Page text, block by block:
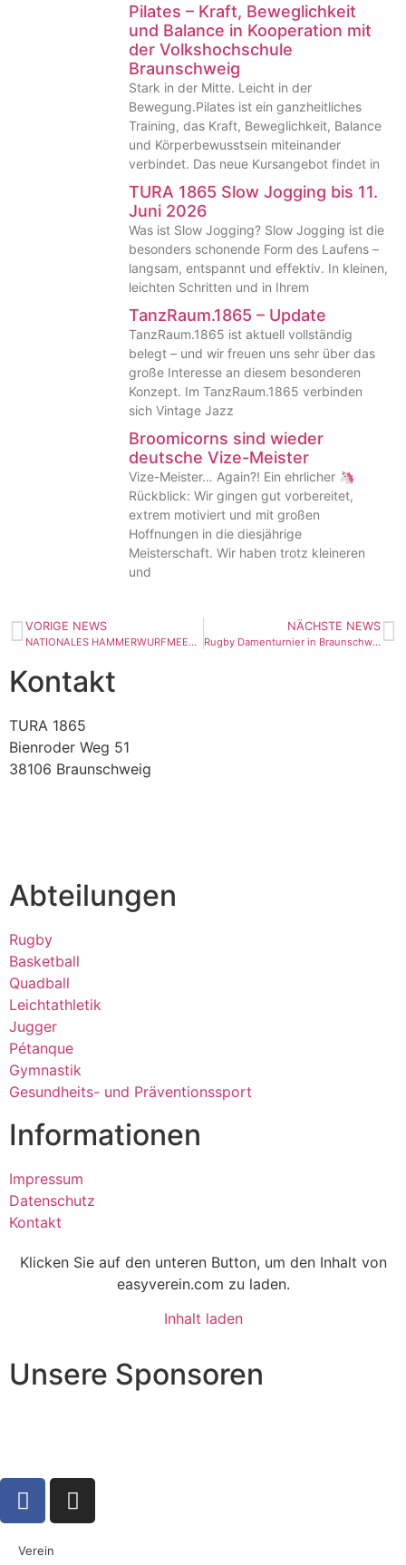
Pilates – Kraft, Beweglichkeit
und Balance in Kooperation mit
der Volkshochschule
Braunschweig
Stark in der Mitte. Leicht in der
Bewegung.Pilates ist ein ganzheitliches
Training, das Kraft, Beweglichkeit, Balance
und Körperbewusstsein miteinander
verbindet. Das neue Kursangebot findet in
TURA 1865 Slow Jogging bis 11.
Juni 2026
Was ist Slow Jogging? Slow Jogging ist die
besonders schonende Form des Laufens –
langsam, entspannt und effektiv. In kleinen,
leichten Schritten und in Ihrem
TanzRaum.1865 – Update
TanzRaum.1865 ist aktuell vollständig
belegt – und wir freuen uns sehr über das
große Interesse an diesem besonderen
Konzept. Im TanzRaum.1865 verbinden
sich Vintage Jazz
Broomicorns sind wieder
deutsche Vize-Meister
Vize-Meister… Again?! Ein ehrlicher 🦄
Rückblick: Wir gingen gut vorbereitet,
extrem motiviert und mit großen
Hoffnungen in die diesjährige
Meisterschaft. Wir haben trotz kleineren
und
VORIGE NEWS
NATIONALES HAMMERWURFMEETING am 09.10.2021
NÄCHSTE NEWS
Rugby Damenturnier in Braunschweig
Kontakt
TURA 1865
Bienroder Weg 51
38106 Braunschweig
Abteilungen
Rugby
Basketball
Quadball
Leichtathletik
Jugger
Pétanque
Gymnastik
Gesundheits- und Präventionssport
Informationen
Impressum
Datenschutz
Kontakt
Klicken Sie auf den unteren Button, um den Inhalt von
easyverein.com zu laden.
Inhalt laden
Unsere Sponsoren
Verein